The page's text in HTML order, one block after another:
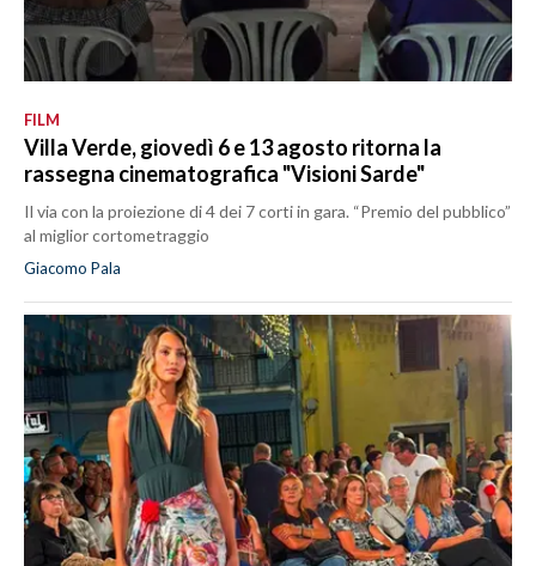
FILM
Villa Verde, giovedì 6 e 13 agosto ritorna la
rassegna cinematografica "Visioni Sarde"
Il via con la proiezione di 4 dei 7 corti in gara. “Premio del pubblico”
al miglior cortometraggio
Giacomo Pala